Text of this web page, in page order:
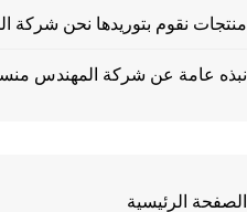
منتجات نقوم بتوريدها نحن شركة
نبذه عامة عن شركة المهندس
الصفحة الرئيسية